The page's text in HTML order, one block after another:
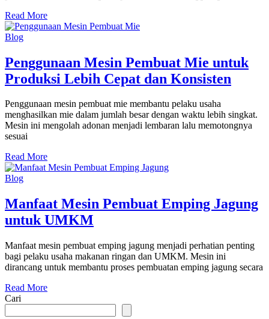
Read More
Blog
Penggunaan Mesin Pembuat Mie untuk
Produksi Lebih Cepat dan Konsisten
Penggunaan mesin pembuat mie membantu pelaku usaha
menghasilkan mie dalam jumlah besar dengan waktu lebih singkat.
Mesin ini mengolah adonan menjadi lembaran lalu memotongnya
sesuai
Read More
Blog
Manfaat Mesin Pembuat Emping Jagung
untuk UMKM
Manfaat mesin pembuat emping jagung menjadi perhatian penting
bagi pelaku usaha makanan ringan dan UMKM. Mesin ini
dirancang untuk membantu proses pembuatan emping jagung secara
Read More
Cari